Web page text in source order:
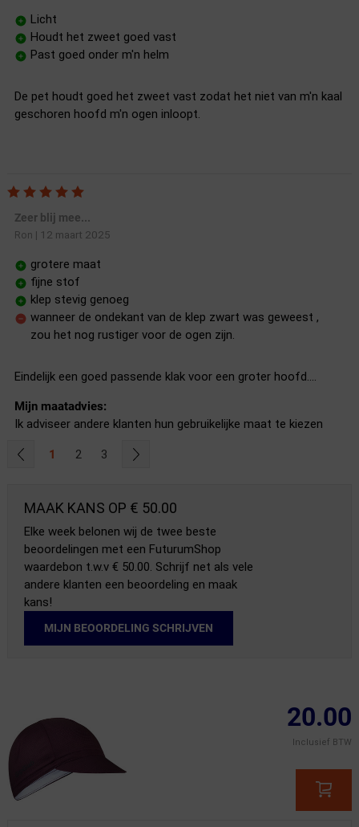
Licht
Houdt het zweet goed vast
Past goed onder m'n helm
De pet houdt goed het zweet vast zodat het niet van m'n kaal
geschoren hoofd m'n ogen inloopt.
Zeer blij mee...
Ron 12 maart 2025
grotere maat
fijne stof
klep stevig genoeg
wanneer de ondekant van de klep zwart was geweest ,
zou het nog rustiger voor de ogen zijn.
Eindelijk een goed passende klak voor een groter hoofd....
Mijn maatadvies:
Ik adviseer andere klanten hun gebruikelijke maat te kiezen
1 2 3
MAAK KANS OP € 50.00
Elke week belonen wij de twee beste
beoordelingen met een FuturumShop
waardebon t.w.v € 50.00. Schrijf net als vele
andere klanten een beoordeling en maak
kans!
MIJN BEOORDELING SCHRIJVEN
20.00
Inclusief BTW